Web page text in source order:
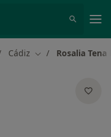
Cádiz Cambiar de ciudad
Rosalia Tena